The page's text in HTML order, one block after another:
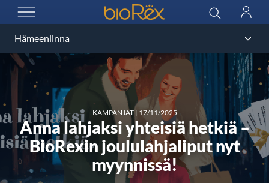
AVAA VALIKKO
BioRex Cinemas Haku
KAMPANJAT| 17/11/2025
Anna lahjaksi yhteisiä hetkiä –
BioRexin joululahjaliput nyt
myynnissä!